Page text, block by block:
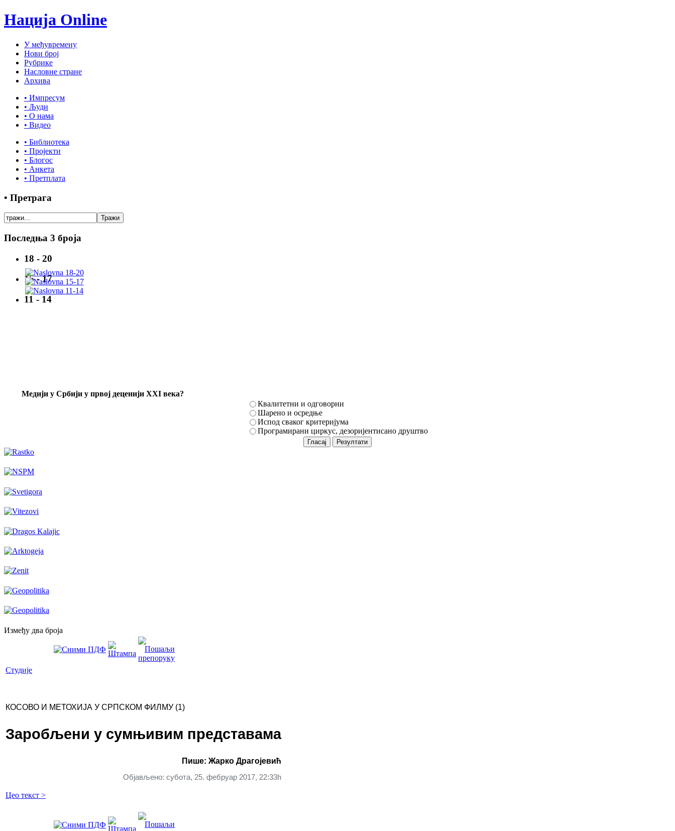
Нација Online
У међувремену
Нови број
Рубрике
Насловне стране
Архива
• Импресум
• Људи
• О нама
• Видео
• Библиотека
• Пројекти
• Блогос
• Анкета
• Претплата
• Претрага
Последња 3 броја
18 - 20
15 - 17
11 - 14
Mедији у Србији у првој деценији XXI века?
Квалитетни и одговорни
Шарено и осредње
Испод сваког критеријума
Програмирани циркус, дезоријентисано друштво
Између два броја
Студије
КОСОВО И МЕТОХИЈА У СРПСКОМ ФИЛМУ (1)
Заробљени у сумњивим представама
Пише: Жарко Драгојевић
Објављено: субота, 25. фебруар 2017, 22:33h
Цео текст >